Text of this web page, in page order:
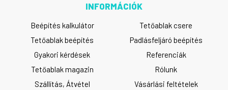
INFORMÁCIÓK
Beépítés kalkulátor
Tetőablak csere
Tetőablak beépítés
Padlásfeljáró beépítés
Gyakori kérdések
Referenciák
Tetőablak magazin
Rólunk
Szállítás, Átvétel
Vásárlási feltételek